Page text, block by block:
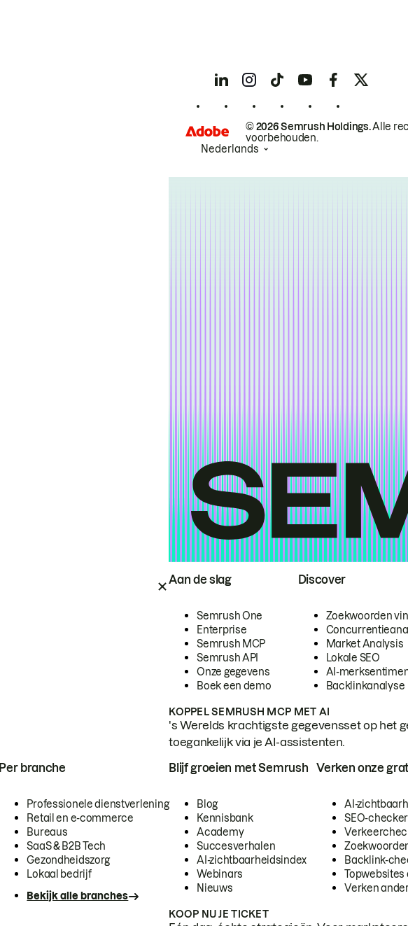
Aan de slag
Semrush One
Enterprise
Semrush MCP
Semrush API
Onze gegevens
Boek een demo
Discover
Zoekwoorden
Market Analysis
Lokale SEO
AI-
Backlinkanalyse
KOPPEL SEMRUSH MCP MET AI
's Werelds krachtigste gegevensset op het
toegankelijk via je AI-assistenten.
Per branche
Professionele dienstverlening
Retail en e-commerce
Bureaus
SaaS & B2B Tech
Gezondheidszorg
Lokaal bedrijf
Bekijk alle branches
Blijf groeien met Semrush
Blog
Kennisbank
Academy
Succesverhalen
AI-zichtbaarheidsindex
Webinars
Nieuws
Verken onze
AI-
SEO-checker
Backlink-
Topwebsites
Verken
KOOP NU JE TICKET
© 2026 Semrush Holdings.Alle
voorbehouden.
Nederlands